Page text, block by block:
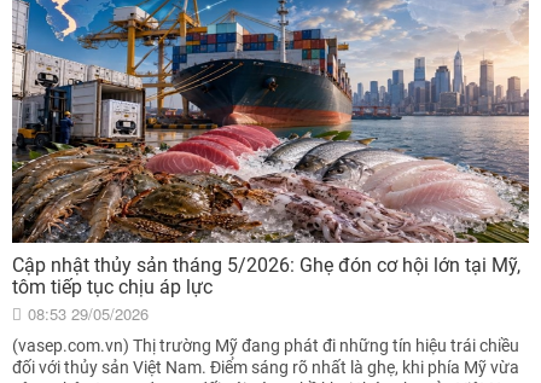
Cập nhật thủy sản tháng 5/2026: Ghẹ đón cơ hội lớn tại Mỹ,
tôm tiếp tục chịu áp lực
08:53 29/05/2026
(vasep.com.vn) Thị trường Mỹ đang phát đi những tín hiệu trái chiều
đối với thủy sản Việt Nam. Điểm sáng rõ nhất là ghẹ, khi phía Mỹ vừa